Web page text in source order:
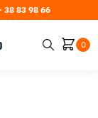
38 83 98 66
0